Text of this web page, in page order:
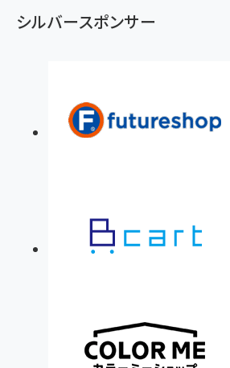
シルバースポンサー